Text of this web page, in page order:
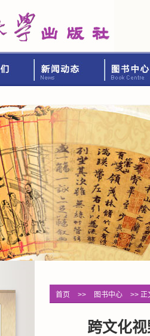
首页 >> 图书中心 >> 正
跨文化